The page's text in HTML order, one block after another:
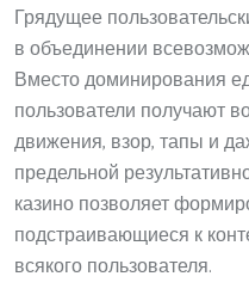
Грядущее
в объединении
Вместо доминирования
пользователи получают
движения, взор, тапы и
предельной
казино позволяет
подстраивающиеся к
всякого пользователя.